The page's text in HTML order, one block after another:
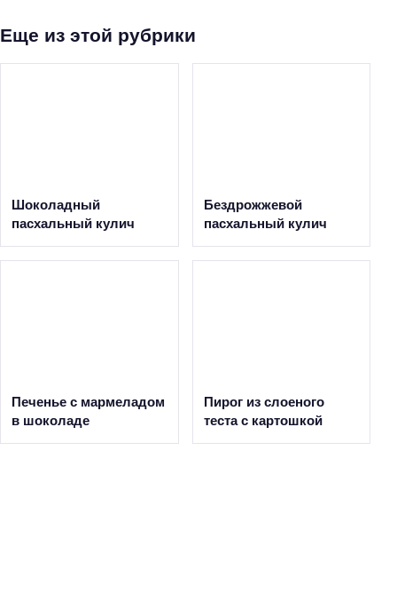
Еще из этой рубрики
Шоколадный
пасхальный кулич
Бездрожжевой
пасхальный кулич
Печенье с мармеладом
в шоколаде
Пирог из слоеного
теста с картошкой